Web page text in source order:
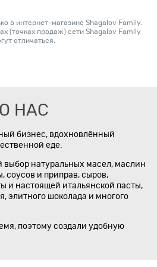
в интернет-магазине Shagalov Family.
(точках продаж) сети Shagalov Family
отличаться.
О НАС
бизнес, вдохновлённый
еде.
выбор натуральных масел, маслин
соусов и приправ, сыров,
и настоящей итальянской пасты,
элитного шоколада и многого
поэтому создали удобную